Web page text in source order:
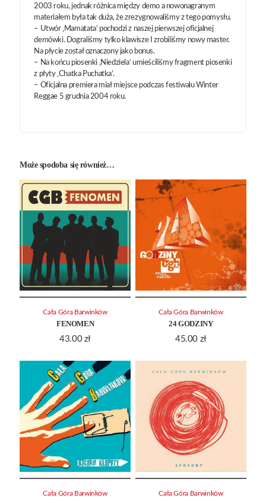
2003 roku, jednak różnica między demo a nowonagranym
materiałem była tak duża, że zrezygnowaliśmy z tego pomysłu.
– Utwór ‚Mamatata‘ pochodzi z naszej pierwszej oficjalnej
demówki. Dograliśmy tylko klawisze I zrobiliśmy nowy master.
Na płycie został oznaczony jako bonus.
– Na końcu piosenki ‚Niedziela‘ umieściliśmy fragment piosenki
z płyty ‚Chatka Puchatka‘.
– Oficjalna premiera miał miejsce podczas festiwalu Winter
Reggae 5 grudnia 2004 roku.
Może spodoba się również…
FENOMEN
43.00 zł
Cała Góra Barwinków
24 GODZINY
45.00 zł
Cała Góra Barwinków
Cała Góra Barwinków Cała Góra Barwinków